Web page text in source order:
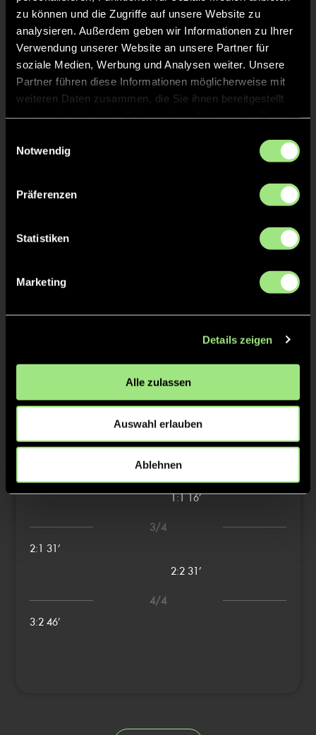
zu können und die Zugriffe auf unsere Website zu
analysieren. Außerdem geben wir Informationen zu Ihrer
Verwendung unserer Website an unsere Partner für
soziale Medien, Werbung und Analysen weiter. Unsere
Partner führen diese Informationen möglicherweise mit
weiteren Daten zusammen, die Sie ihnen bereitgestellt
Notwendig
Präferenzen
Statistiken
Marketing
Details zeigen
Alle zulassen
Auswahl erlauben
Ablehnen
Jonas RENZ 11
Matthew HANDY 45
Tore & Karten
1/4
1:0 1’
1:1 16’
3/4
2:1 31’
2:2 31’
4/4
3:2 46’